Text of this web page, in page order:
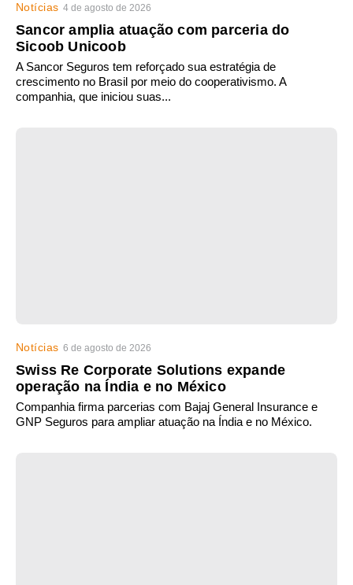
Notícias 4 de agosto de 2026
Sancor amplia atuação com parceria do
Sicoob Unicoob
A Sancor Seguros tem reforçado sua estratégia de
crescimento no Brasil por meio do cooperativismo. A
companhia, que iniciou suas...
Notícias 6 de agosto de 2026
Swiss Re Corporate Solutions expande
operação na Índia e no México
Companhia firma parcerias com Bajaj General Insurance e
GNP Seguros para ampliar atuação na Índia e no México.